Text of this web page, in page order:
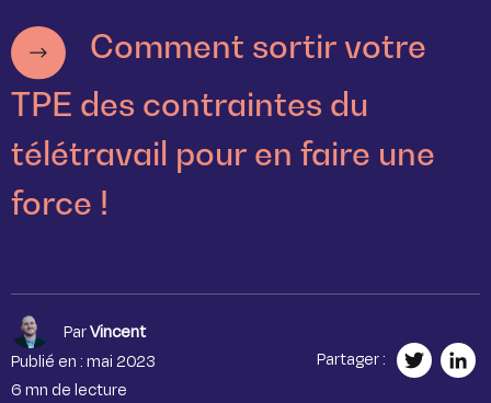
Comment sortir votre
TPE des contraintes du
télétravail pour en faire une
force !
ParVincent
Publié en : mai 2023
6 mn de lecture
Partager :